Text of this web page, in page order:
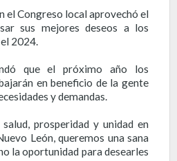
el Congreso local aprovechó el
sus mejores deseos a los
2024.
que el próximo año los
en beneficio de la gente
y demandas.
prosperidad y unidad en
León, queremos una sana
la oportunidad para desearles